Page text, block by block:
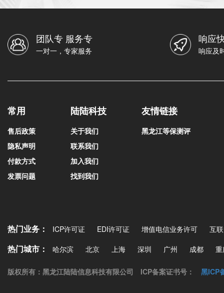
团队专 服务专
一对一，专家服务
响应
响应及
常用
售后政策
隐私声明
付款方式
发票问题
陆陆科技
关于我们
联系我们
加入我们
找到我们
友情链接
黑龙江等保测评
热门业务： ICP许可证 EDI许可证 增值电信业务许可 互
热门城市： 哈尔滨 北京 上海 深圳 广州 成都
版权所有：黑龙江陆陆信息科技有限公司 ICP备案证书号： 黑ICP